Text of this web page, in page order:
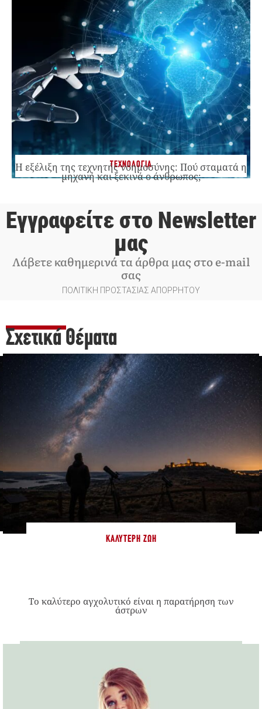
ΤΕΧΝΟΛΟΓΙΑ
Η εξέλιξη της τεχνητής νοημοσύνης: Πού σταματά η
μηχανή και ξεκινά ο άνθρωπος;
Εγγραφείτε στο Newsletter
μας
Λάβετε καθημερινά τα άρθρα μας στο e-mail
σας
ΠΟΛΙΤΙΚΗ ΠΡΟΣΤΑΣΙΑΣ ΑΠΟΡΡΗΤΟΥ
Σχετικά Θέματα
ΚΑΛΎΤΕΡΗ ΖΩΉ
Το καλύτερο αγχολυτικό είναι η παρατήρηση των
άστρων